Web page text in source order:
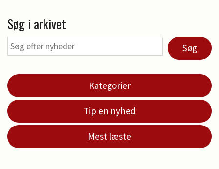
Søg i arkivet
Søg
Kategorier
Tip en nyhed
Mest læste